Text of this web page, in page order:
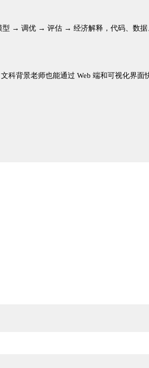
型 → 调优 → 评估 → 经济解释，代码、数
科背景老师也能通过 Web 端和可视化界面